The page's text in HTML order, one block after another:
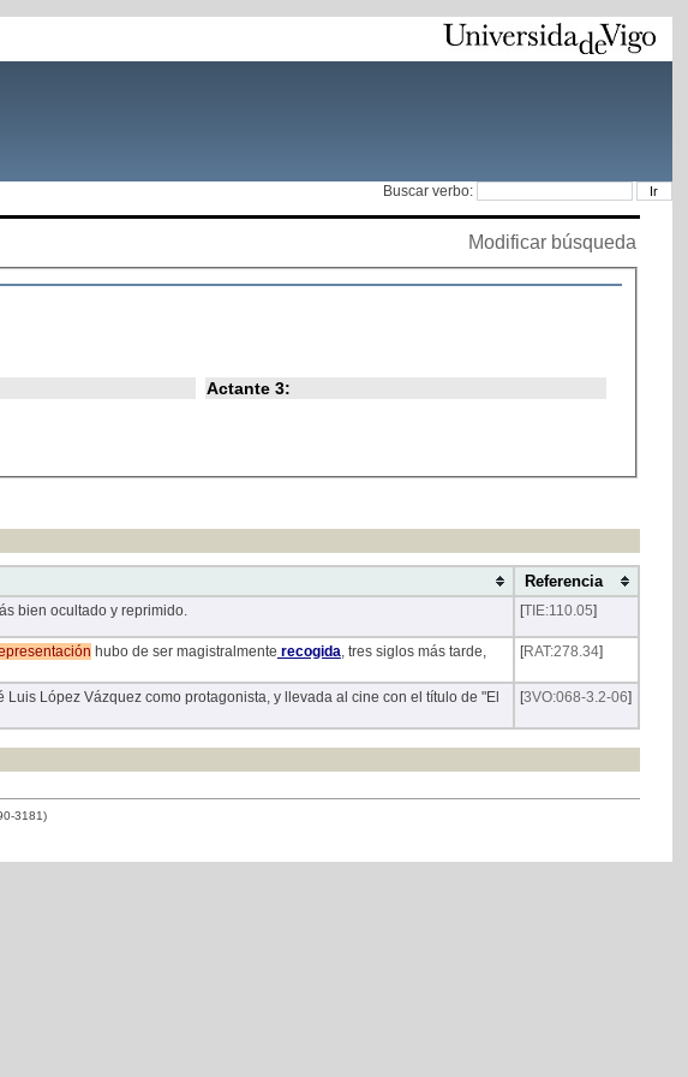
Buscar verbo:
Modificar búsqueda
Actante 3:
Referencia
bien ocultado y reprimido. [TIE:110.05]
hubo de ser magistralmente recogida, tres siglos más tarde,
[RAT:278.34]
Luis López Vázquez como protagonista, y llevada al cine con el título de "El
[3VO:068-3.2-06]
3181)